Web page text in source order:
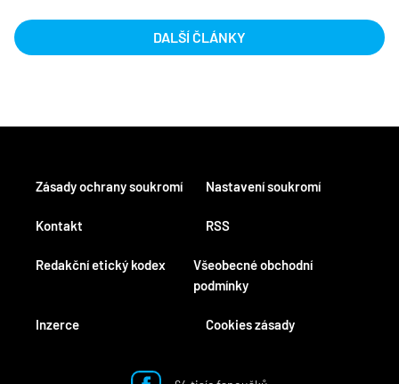
DALŠÍ ČLÁNKY
Kontakt
Redakční etický kodex
Inzerce
RSS
Všeobecné obchodní
podmínky
Cookies zásady
Zásady ochrany soukromí Nastavení soukromí